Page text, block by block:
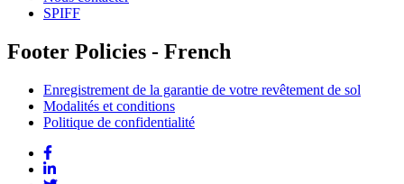
SPIFF
Footer Policies - French
Enregistrement de la garantie de votre revêtement de sol
Modalités et conditions
Politique de confidentialité